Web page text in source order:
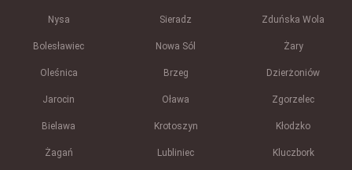
Nysa Sieradz Zduńska Wola
Bolesławiec Nowa Sól Żary
Oleśnica Brzeg Dzierżoniów
Jarocin Oława Zgorzelec
Bielawa Krotoszyn Kłodzko
Żagań Lubliniec Kluczbork